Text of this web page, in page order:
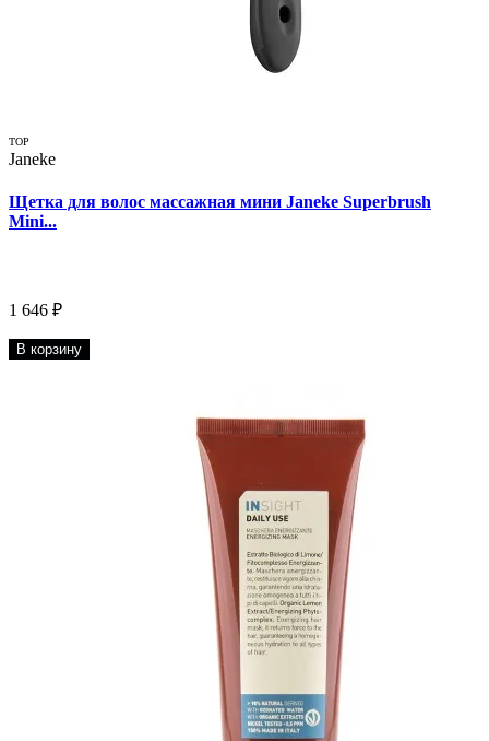
TOP
Janeke
Щетка для волос массажная мини Janeke Superbrush
Mini...
1 646 ₽
В корзину